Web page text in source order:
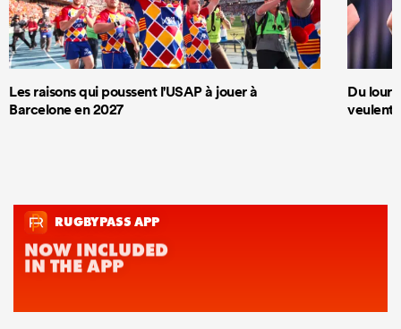
Les raisons qui poussent l'USAP à jouer à
Barcelone en 2027
Du
veulent